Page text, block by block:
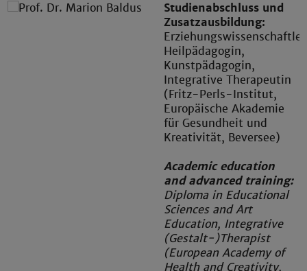
Studienabschluss und
Zusatzausbildung:
Heilpädagogin,
Kunstpädagogin,
Integrative Therapeutin
(Fritz-Perls-Institut,
Europäische Akademie
für Gesundheit und
Kreativität, Beversee)
Academic education
and advanced training:
Diploma in Educational
Sciences and Art
Education, Integrative
(Gestalt-)Therapist
(European Academy of
Health and Creativity,